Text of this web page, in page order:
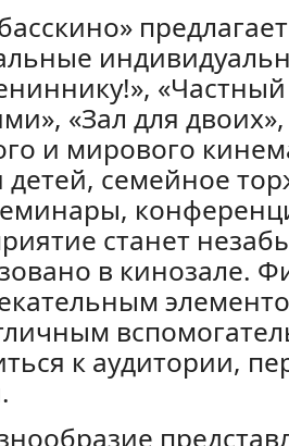
«Зал для
и мирового
детей, семейное
станет
в кинозале.
к аудитории,